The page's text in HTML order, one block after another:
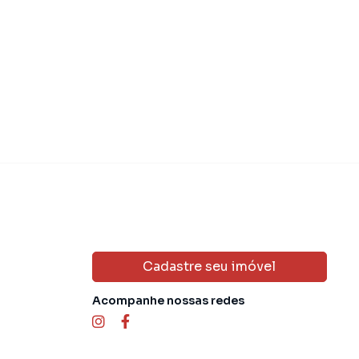
Cadastre seu imóvel
Acompanhe nossas redes